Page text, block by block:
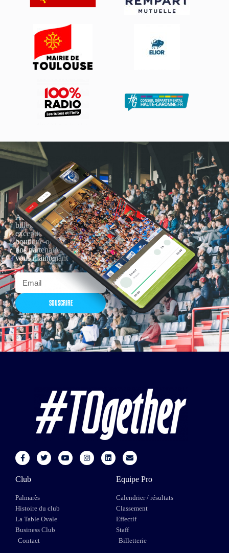
Actualités, nouveautés,
billetterie, remises
exceptionnelles dans la
boutique officielles & chez
nos partenaires… Inscrivez-
vous maintenant
SOUSCRIRE
Club
Palmarès
Histoire du club
La Table Ovale
Business Club
Contact
Equipe Pro
Calendrier / résultats
Classement
Effectif
Staff
Billetterie